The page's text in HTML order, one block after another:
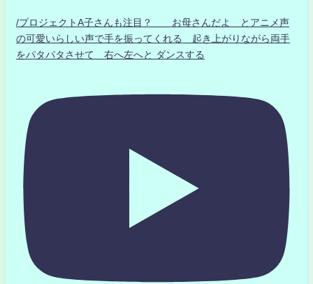
/プロジェクトA子さんも注目？ お母さんだよ とアニメ声
の可愛いらしい声で手を振ってくれる 起き上がりながら両手
をパタパタさせて 右へ左へと ダンスする